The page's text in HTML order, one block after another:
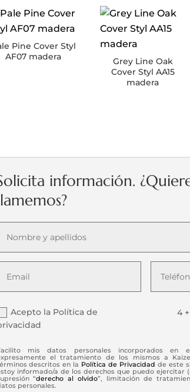
Pine Cover Styl
AF07 madera
Grey Line Oak
Cover Styl AA15
madera
información.
Acepto la Política de
4
mis datos personales incorporados en
el tratamiento de los mismos a
descritos en la Política de Privacidad de este
informado/a de los derechos que puedo ejercitar
“derecho al olvido”, limitación de
personales.